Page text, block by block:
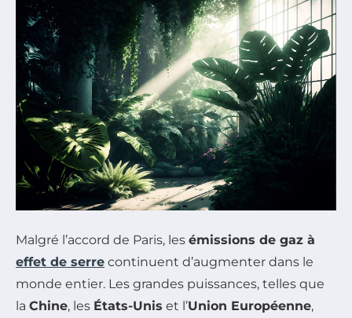
Malgré l’accord de Paris, les émissions de gaz à
effet de serre continuent d’augmenter dans le
monde entier. Les grandes puissances, telles que
la Chine, les États-Unis et l’Union Européenne,